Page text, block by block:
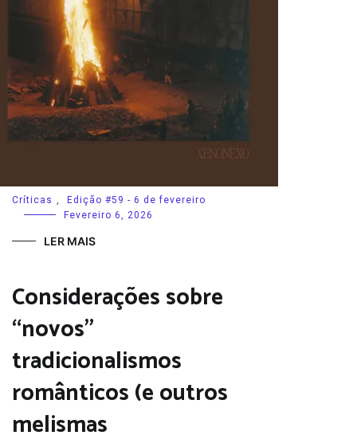
Críticas ,
Edição #59 - 6 de fevereiro
Fevereiro 6, 2026
LER MAIS
Considerações sobre
“novos”
tradicionalismos
românticos (e outros
melismas